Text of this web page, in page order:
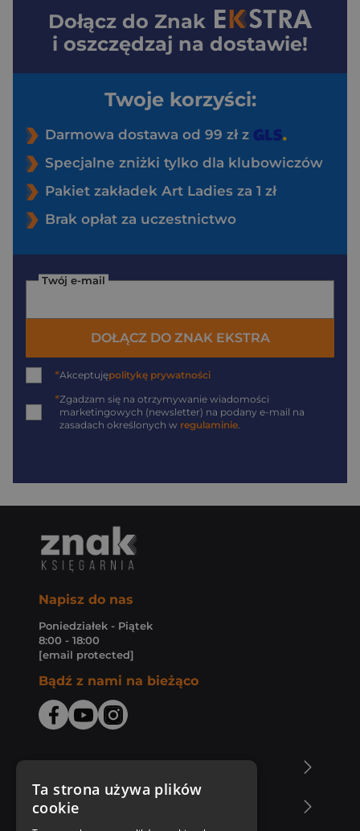
Dołącz do Znak
i oszczędzaj na dostawie!
Twoje korzyści:
Darmowa dostawa od 99 zł z
Specjalne zniżki tylko dla klubowiczów
Pakiet zakładek Art Ladies za 1 zł
Brak opłat za uczestnictwo
Twój e-mail
DOŁĄCZ DO ZNAK EKSTRA
*Akceptujępolitykę prywatności
*Zgadzam się na otrzymywanie wiadomości
marketingowych (newsletter) na podany e-mail na
zasadach określonych w regulaminie
Napisz do nas
Poniedziałek - Piątek
8:00 - 18:00
[email protected]
Bądź z nami na bieżąco
Zakupy u nas
Ta strona używa plików
cookie